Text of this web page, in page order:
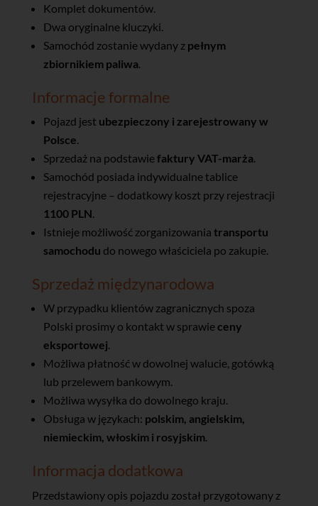
Komplet dokumentów.
Dwa oryginalne kluczyki.
Samochód zostanie wydany z pełnym
zbiornikiem paliwa.
Informacje formalne
Pojazd jest ubezpieczony i zarejestrowany w
Polsce
Sprzedaż na podstawiefaktury VAT-marża.
Samochód posiada indywidualne tablice
rejestracyjne – dodatkowy koszt przy rejestracji
1100 PLN
Istnieje możliwość zorganizowania transportu
samochodu do nowego właściciela po zakupie.
Sprzedaż międzynarodowa
W przypadku klientów zagranicznych spoza
Polski prosimy o kontakt w sprawie ceny
eksportowej
Możliwa płatność w dowolnej walucie, gotówką
lub przelewem bankowym.
Możliwa wysyłka do dowolnego kraju.
Obsługa w językach: polskim, angielskim,
niemieckim, włoskim i rosyjskim.
Informacja dodatkowa
Przedstawiony opis pojazdu został przygotowany z